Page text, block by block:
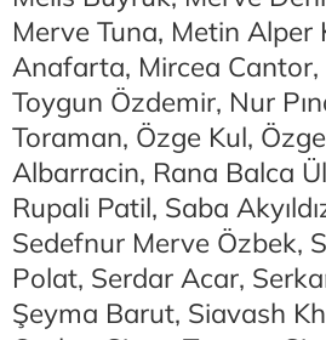
Merve Tuna, Metin Alper
Anafarta, Mircea Cantor,
Toygun Özdemir, Nur
Toraman, Özge Kul,
Albarracin, Rana Balca
Rupali Patil, Saba
Sedefnur Merve Özbek,
Polat, Serdar Acar,
Şeyma Barut, Siavash